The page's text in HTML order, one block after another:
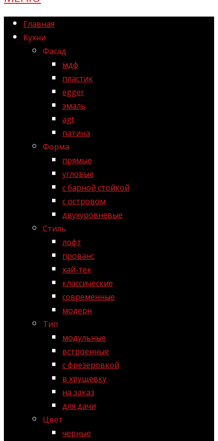
Главная
Кухни
Фасад
мдф
пластик
egger
эмаль
agt
патина
Форма
прямые
угловые
с барной стойкой
с островом
двухуровневые
Стиль
лофт
прованс
хай-тек
классические
современные
модерн
Тип
модульные
встроенные
с фрезеровкой
в хрущевку
на заказ
для дачи
Цвет
черные